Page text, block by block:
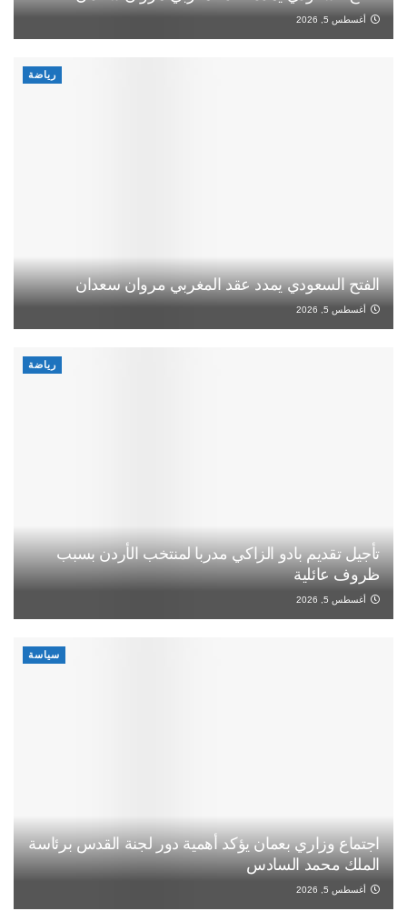
أغسطس 5, 2026
رياضة
الفتح السعودي يمدد عقد المغربي مروان سعدان
أغسطس 5, 2026
رياضة
تأجيل تقديم بادو الزاكي مدربا لمنتخب الأردن بسبب
ظروف عائلية
أغسطس 5, 2026
سياسة
اجتماع وزاري بعمان يؤكد أهمية دور لجنة القدس برئاسة
الملك محمد السادس
أغسطس 5, 2026